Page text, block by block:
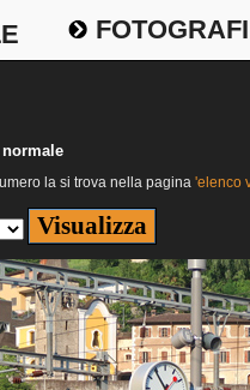
la si trova nella pagina 'elenco